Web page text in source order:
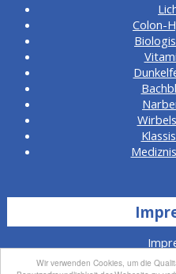
Wir verwenden Cookies, um die
Colon-